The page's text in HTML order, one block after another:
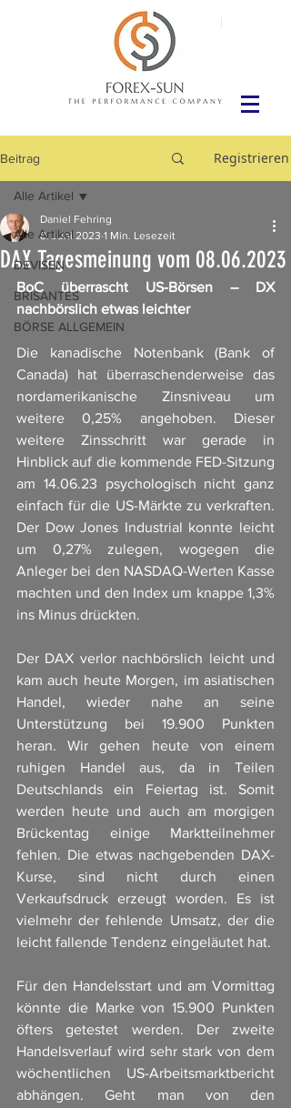
Beitrag Registrieren
Alle Artikel
DEVISEN
BRISANTES
BÖRSE ALLGEMEIN
Alle Artikel
DAX Tagesmeinung vom 08.06.2023
Daniel Fehring
8. Juni 2023 1 Min. Lesezeit
BoC überrascht US-Börsen – DX
nachbörslich etwas leichter
Die kanadische Notenbank (Bank of
Canada) hat überraschenderweise das
nordamerikanische Zinsniveau um
weitere 0,25% angehoben. Dieser
weitere Zinsschritt war gerade in
Hinblick auf die kommende FED-Sitzung
am 14.06.23 psychologisch nicht ganz
einfach für die US-Märkte zu verkraften.
Der Dow Jones Industrial konnte leicht
um 0,27% zulegen, wogegen die
Anleger bei den NASDAQ-Werten Kasse
machten und den Index um knappe 1,3%
ins Minus drückten.
Der DAX verlor nachbörslich leicht und
kam auch heute Morgen, im asiatischen
Handel, wieder nahe an seine
Unterstützung bei 19.900 Punkten
heran. Wir gehen heute von einem
ruhigen Handel aus, da in Teilen
Deutschlands ein Feiertag ist. Somit
werden heute und auch am morgigen
Brückentag einige Marktteilnehmer
fehlen. Die etwas nachgebenden DAX-
Kurse, sind nicht durch einen
Verkaufsdruck erzeugt worden. Es ist
vielmehr der fehlende Umsatz, der die
leicht fallende Tendenz eingeläutet hat.
Für den Handelsstart und am Vormittag
könnte die Marke von 15.900 Punkten
öfters getestet werden. Der zweite
Handelsverlauf wird sehr stark von dem
wöchentlichen US-Arbeitsmarktbericht
abhängen. Geht man von den